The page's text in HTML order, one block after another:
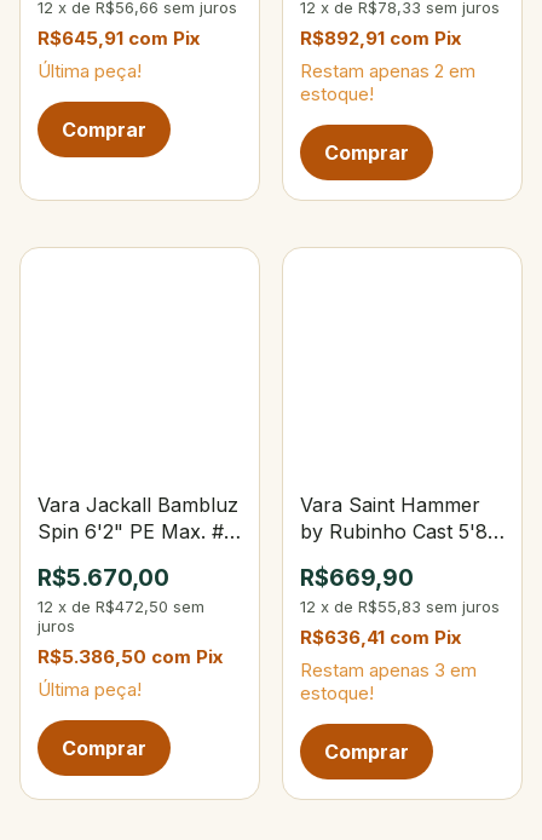
12 x de R$56,66 sem juros
R$645,91 com Pix
Última peça!
12 x de R$78,33 sem juros
R$892,91 com Pix
Restam apenas 2 em
estoque!
Vara Jackall Bambluz
Spin 6'2" PE Max. #3
R$5.670,00
12 x de R$472,50 sem
juros
R$5.386,50 com Pix
Última peça!
Vara Saint Hammer
by Rubinho Cast 5'8"
Partes
R$669,90
12 x de R$55,83 sem juros
R$636,41 com Pix
Restam apenas 3 em
estoque!